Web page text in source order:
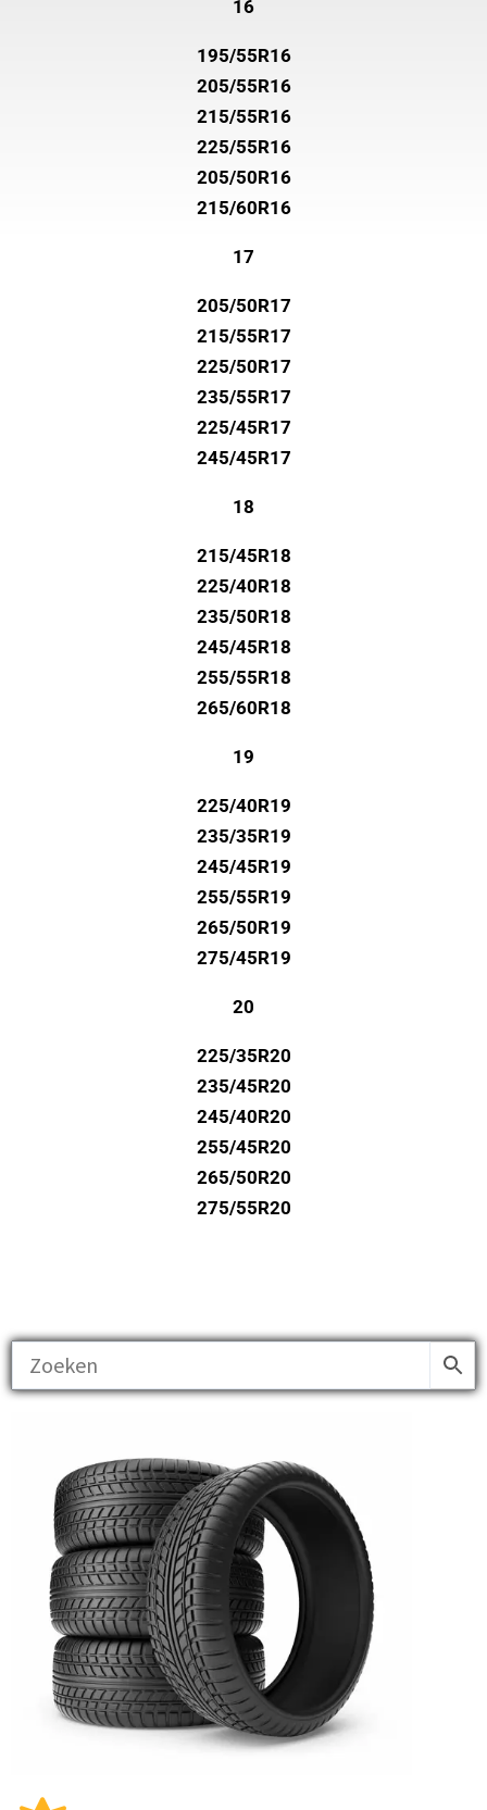
16
195/55R16
205/55R16
215/55R16
225/55R16
205/50R16
215/60R16
17
205/50R17
215/55R17
225/50R17
235/55R17
225/45R17
245/45R17
18
215/45R18
225/40R18
235/50R18
245/45R18
255/55R18
265/60R18
19
225/40R19
235/35R19
245/45R19
255/55R19
265/50R19
275/45R19
20
225/35R20
235/45R20
245/40R20
255/45R20
265/50R20
275/55R20